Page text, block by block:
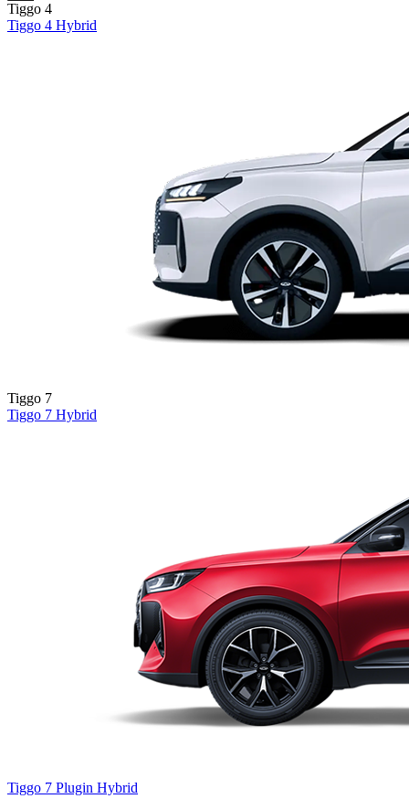
Tiggo 4
Tiggo 4 Hybrid
Tiggo 7
Tiggo 7 Hybrid
Tiggo 7 Plugin Hybrid